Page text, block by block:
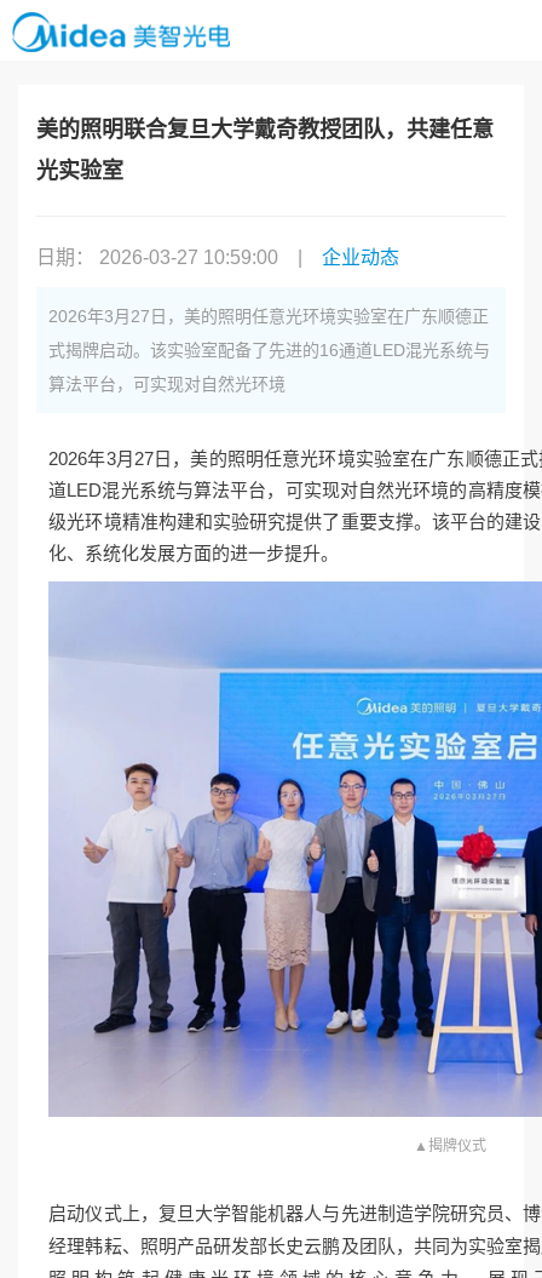
美的照明联合复旦大学戴奇教授团队，共建任意
光实验室
日期： 2026-03-27 10:59:00 企业动态
2026年3月27日，美的照明任意光环境实验室在广东顺德正
式揭牌启动。该实验室配备了先进的16通道LED混光系统与
算法平台，可实现对自然光环境
2026年3月27日，美的照明任意光环境实验室在广东顺德正
道LED混光系统与算法平台，可实现对自然光环境的高精度
级光环境精准构建和实验研究提供了重要支撑。该平台的建
化、系统化发展方面的进一步提升。
▲揭牌仪式
启动仪式上，复旦大学智能机器人与先进制造学院研究员、
经理韩耘、照明产品研发部长史云鹏及团队，共同为实验室